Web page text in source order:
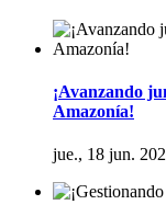
¡Avanzando
Amazonía!
jue., 18 jun.